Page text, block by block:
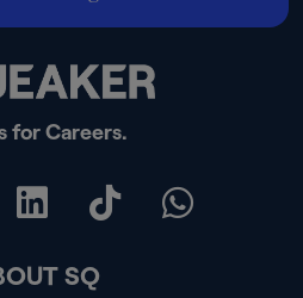
for Careers.
SQ